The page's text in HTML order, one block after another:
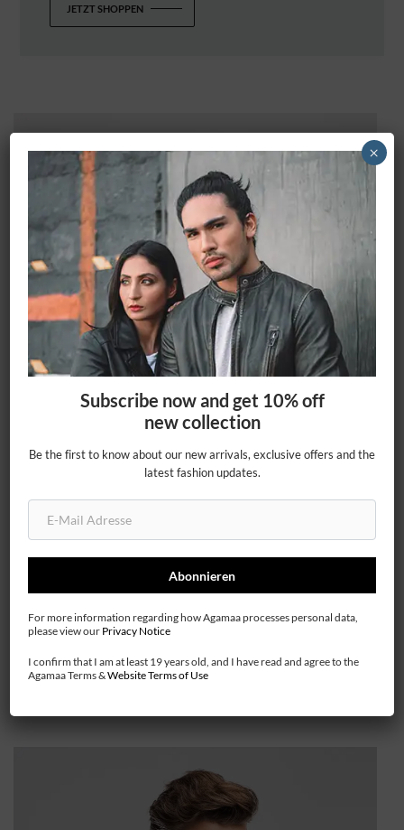
JETZT SHOPPEN
20%
Damen Lederjacken
Subscribe now and get 10% off
new collection
Be the first to know about our new arrivals, exclusive offers and the
latest fashion updates.
For more information regarding how Agamaa processes personal data,
please view our Privacy Notice
I confirm that I am at least 19 years old, and I have read and agree to the
Agamaa Terms &Website Terms of Use
×